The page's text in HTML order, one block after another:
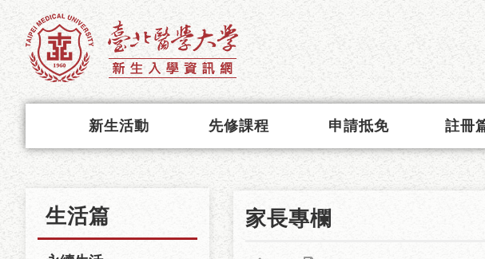
新生活動 先修課程 申請抵免 註冊
生活篇 家長專欄